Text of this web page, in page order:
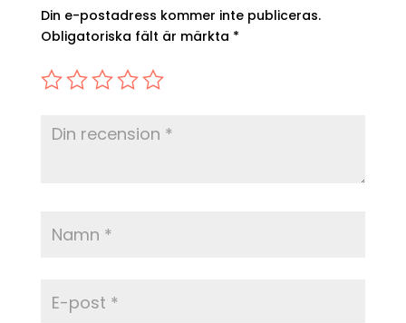
Din e-postadress kommer inte publiceras.
Obligatoriska fält är märkta *